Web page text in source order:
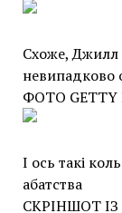
Схоже, Джилл
невипадково
ФОТО GETTY
І ось такі
абатства
СКРІНШОТ ІЗ